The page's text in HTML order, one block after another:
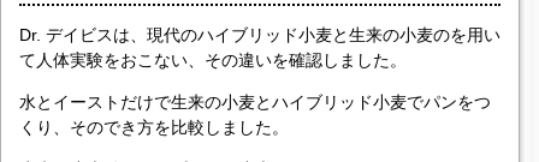
Dr. デイビスは、現代のハイブリッド小麦と生来の小麦のを用い
て人体実験をおこない、その違いを確認しました。
水とイーストだけで生来の小麦とハイブリッド小麦でパンをつ
くり、そのでき方を比較しました。